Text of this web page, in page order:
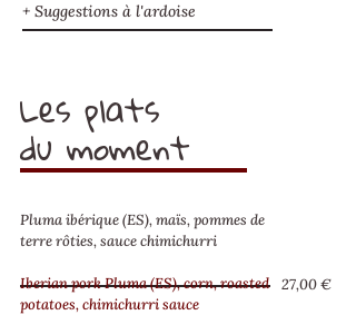
+ Suggestions à l'ardoise
Les plats
du moment
Pluma ibérique (ES), maïs, pommes de
terre rôties, sauce chimichurri
Iberian pork Pluma (ES), corn, roasted
potatoes, chimichurri sauce
27,00 €